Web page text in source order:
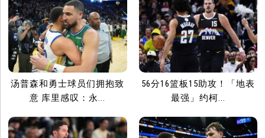
汤普森和勇士球员们拥抱致
意 库里感叹：永...
56分16篮板15助攻！「地表
最强」约柯...